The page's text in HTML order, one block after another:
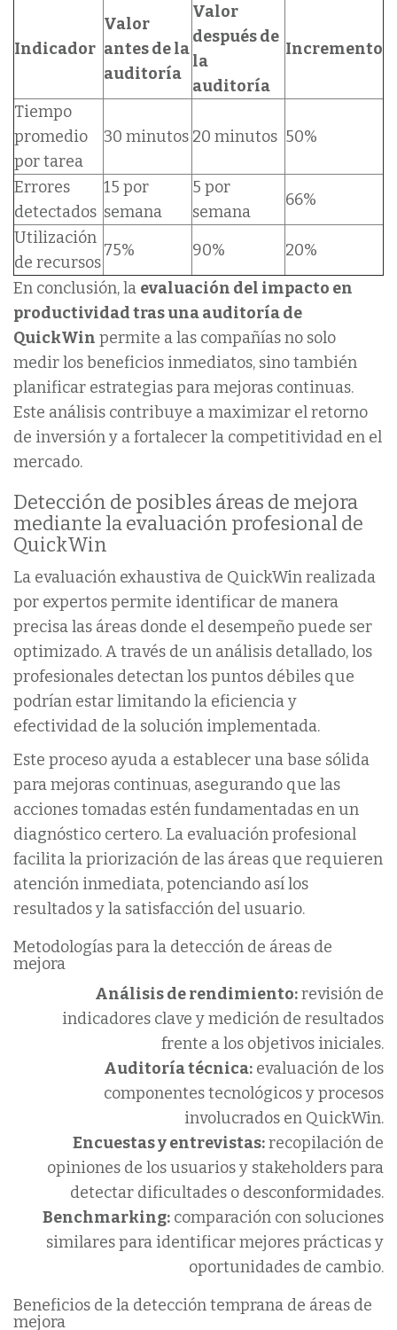
Indicador
Valor
antes de la
auditoría
Valor
después de
la
auditoría
Incremento
Tiempo
promedio
por tarea
30 minutos 20 minutos 50%
Errores
detectados
15 por
semana
5 por
semana
66%
Utilización
de recursos
75% 90%
20%
En conclusión, la evaluación del impacto en
productividad tras una auditoría de
QuickWin permite a las compañías no solo
medir los beneficios inmediatos, sino también
planificar estrategias para mejoras continuas.
Este análisis contribuye a maximizar el retorno
de inversión y a fortalecer la competitividad en el
mercado.
Detección de posibles áreas de mejora
mediante la evaluación profesional de
QuickWin
La evaluación exhaustiva de QuickWin realizada
por expertos permite identificar de manera
precisa las áreas donde el desempeño puede ser
optimizado. A través de un análisis detallado, los
profesionales detectan los puntos débiles que
podrían estar limitando la eficiencia y
efectividad de la solución implementada.
Este proceso ayuda a establecer una base sólida
para mejoras continuas, asegurando que las
acciones tomadas estén fundamentadas en un
diagnóstico certero. La evaluación profesional
facilita la priorización de las áreas que requieren
atención inmediata, potenciando así los
resultados y la satisfacción del usuario.
Metodologías para la detección de áreas de
mejora
Análisis de rendimiento:revisión de
indicadores clave y medición de resultados
frente a los objetivos iniciales.
Auditoría técnica: evaluación de los
componentes tecnológicos y procesos
involucrados en QuickWin.
Encuestas y entrevistas:recopilación de
opiniones de los usuarios y stakeholders para
detectar dificultades o desconformidades.
Benchmarking: comparación con soluciones
similares para identificar mejores prácticas y
oportunidades de cambio.
Beneficios de la detección temprana de áreas de
mejora